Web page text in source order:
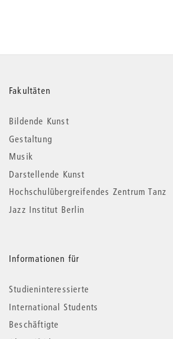
Weitere
Informationen
Fakultäten
Bildende Kunst
Gestaltung
Musik
Darstellende Kunst
Hochschulübergreifendes Zentrum Tanz
Jazz Institut Berlin
Informationen für
Studieninteressierte
International Students
Beschäftigte